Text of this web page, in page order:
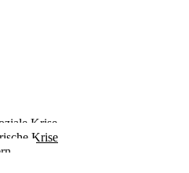
Krise
Krise